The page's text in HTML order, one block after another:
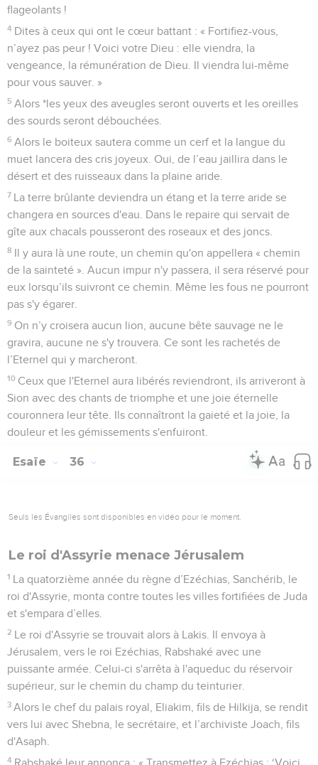
flageolants !
4 Dites à ceux qui ont le cœur battant : « Fortifiez-vous,
n’ayez pas peur ! Voici votre Dieu : elle viendra, la
vengeance, la rémunération de Dieu. Il viendra lui-même
pour vous sauver. »
5 Alors *les yeux des aveugles seront ouverts et les oreilles
des sourds seront débouchées.
6 Alors le boiteux sautera comme un cerf et la langue du
muet lancera des cris joyeux. Oui, de l’eau jaillira dans le
désert et des ruisseaux dans la plaine aride.
7 La terre brûlante deviendra un étang et la terre aride se
changera en sources d'eau. Dans le repaire qui servait de
gîte aux chacals pousseront des roseaux et des joncs.
8 Il y aura là une route, un chemin qu'on appellera « chemin
de la sainteté ». Aucun impur n'y passera, il sera réservé pour
eux lorsqu’ils suivront ce chemin. Même les fous ne pourront
pas s'y égarer.
9 On n’y croisera aucun lion, aucune bête sauvage ne le
gravira, aucune ne s'y trouvera. Ce sont les rachetés de
l’Eternel qui y marcheront.
10 Ceux que l'Eternel aura libérés reviendront, ils arriveront à
Sion avec des chants de triomphe et une joie éternelle
couronnera leur tête. Ils connaîtront la gaieté et la joie, la
douleur et les gémissements s'enfuiront.
Esaïe 36
Seuls les Évangiles sont disponibles en vidéo pour le moment.
Le roi d'Assyrie menace Jérusalem
1 La quatorzième année du règne d’Ezéchias, Sanchérib, le
roi d'Assyrie, monta contre toutes les villes fortifiées de Juda
et s'empara d’elles.
2 Le roi d'Assyrie se trouvait alors à Lakis. Il envoya à
Jérusalem, vers le roi Ezéchias, Rabshaké avec une
puissante armée. Celui-ci s'arrêta à l'aqueduc du réservoir
supérieur, sur le chemin du champ du teinturier.
3 Alors le chef du palais royal, Eliakim, fils de Hilkija, se rendit
vers lui avec Shebna, le secrétaire, et l’archiviste Joach, fils
d'Asaph.
4 Rabshaké leur annonça : « Transmettez à Ezéchias : ‘Voici